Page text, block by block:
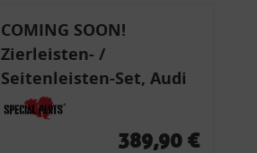
COMING SOON!
Zierleisten- /
Seitenleisten-Set, Audi
80 Cabrio, Coupe, S2, (6x
Zierleiste, 2x Kappe,
389,90 €